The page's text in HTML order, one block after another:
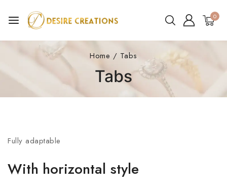
0
Home / Tabs
Tabs
Fully adaptable
With horizontal style